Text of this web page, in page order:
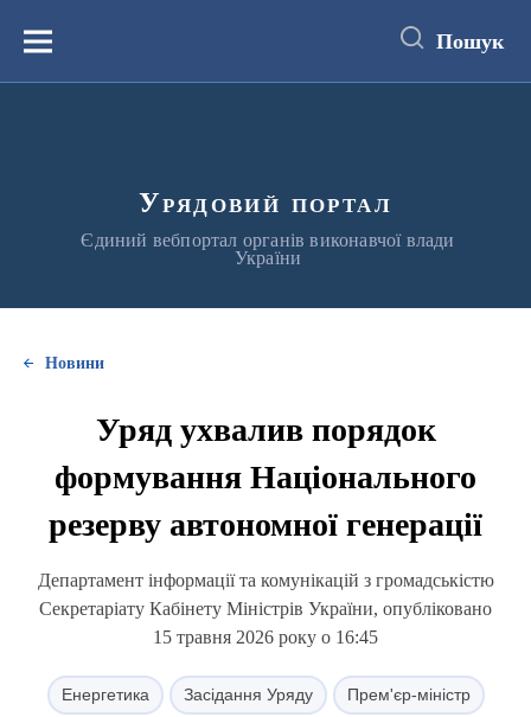
вмістуМеню Пошук
Урядовий портал
Єдиний вебпортал органів виконавчої влади
України
Новини
Уряд ухвалив порядок
формування Національного
резерву автономної генерації
Департамент інформації та комунікацій з громадськістю
Секретаріату Кабінету Міністрів України, опубліковано
15 травня 2026 року о 16:45
Енергетика Засідання Уряду Прем'єр-міністр